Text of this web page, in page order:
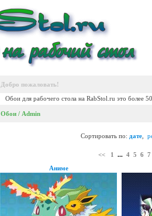
Добро пожаловать!
Обои для рабочего стола на RabStol.ru это более
Обои / Admin
Сортировать по: дате
<< 1 ... 4 5 6 7
Аниме